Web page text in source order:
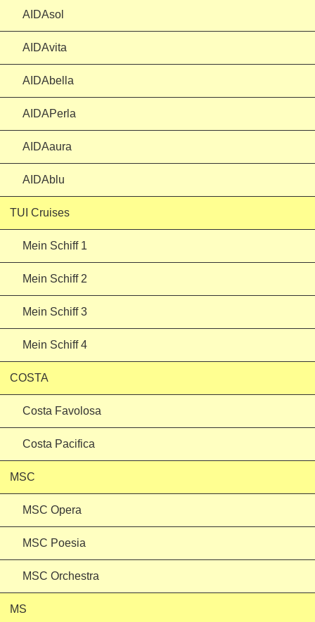
AIDAsol
AIDAvita
AIDAbella
AIDAPerla
AIDAaura
AIDAblu
TUI Cruises
Mein Schiff 1
Mein Schiff 2
Mein Schiff 3
Mein Schiff 4
COSTA
Costa Favolosa
Costa Pacifica
MSC
MSC Opera
MSC Poesia
MSC Orchestra
MS